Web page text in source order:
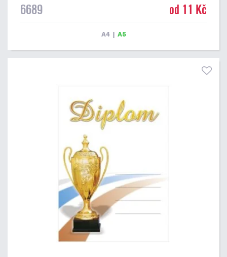
diplom je vhodný pro většinu událostí, ke kterým by se hodil i
6689 od 11 Kč
A4| A5